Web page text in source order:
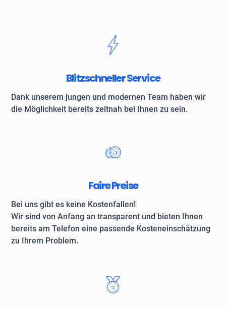
Blitzschneller Service
Dank unserem jungen und modernen Team haben wir
die Möglichkeit bereits zeitnah bei Ihnen zu sein.
Faire Preise
Bei uns gibt es keine Kostenfallen!
Wir sind von Anfang an transparent und bieten Ihnen
bereits am Telefon eine passende Kosteneinschätzung
zu Ihrem Problem.